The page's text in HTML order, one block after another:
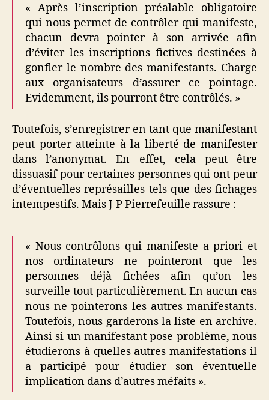
« Après l’inscription préalable obligatoire
qui nous permet de contrôler qui manifeste,
chacun devra pointer à son arrivée afin
d’éviter les inscriptions fictives destinées à
gonfler le nombre des manifestants. Charge
aux organisateurs d’assurer ce pointage.
Evidemment, ils pourront être contrôlés. »
Toutefois, s’enregistrer en tant que manifestant
peut porter atteinte à la liberté de manifester
dans l’anonymat. En effet, cela peut être
dissuasif pour certaines personnes qui ont peur
d’éventuelles représailles tels que des fichages
intempestifs. Mais J-P Pierrefeuille rassure :
« Nous contrôlons qui manifeste a priori et
nos ordinateurs ne pointeront que les
personnes déjà fichées afin qu’on les
surveille tout particulièrement. En aucun cas
nous ne pointerons les autres manifestants.
Toutefois, nous garderons la liste en archive.
Ainsi si un manifestant pose problème, nous
étudierons à quelles autres manifestations il
a participé pour étudier son éventuelle
implication dans d’autres méfaits ».